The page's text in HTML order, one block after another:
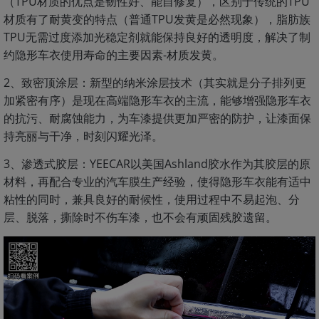
材质有了耐黄变的特点（普通TPU发黄是必然现象），脂肪族
TPU无需过度添加光稳定剂就能保持良好的透明度，解决了制
约隐形车衣使用寿命的主要因素-材质发黄。
2、致密顶涂层：新型的纳米涂层技术（其实就是分子排列更
加紧密有序）是现在高端隐形车衣的主流，能够增强隐形车衣
的抗污、耐腐蚀能力，为车漆提供更加严密的防护，让漆面保
持亮丽与干净，时刻闪耀光泽。
3、渗透式胶层：YEECAR以美国Ashland胶水作为其胶层的原
材料，再配合专业的汽车膜生产经验，使得隐形车衣能有适中
粘性的同时，兼具良好的耐候性，使用过程中不易起泡、分
层、脱落，撕除时不伤车漆，也不会有顽固残胶遗留。